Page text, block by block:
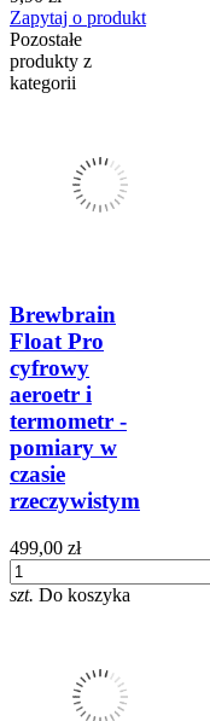
Zapytaj o produkt
Pozostałe
produkty z
kategorii
Brewbrain
Float Pro
cyfrowy
aeroetr i
termometr -
pomiary w
czasie
rzeczywistym
499,00 zł
szt. Do koszyka